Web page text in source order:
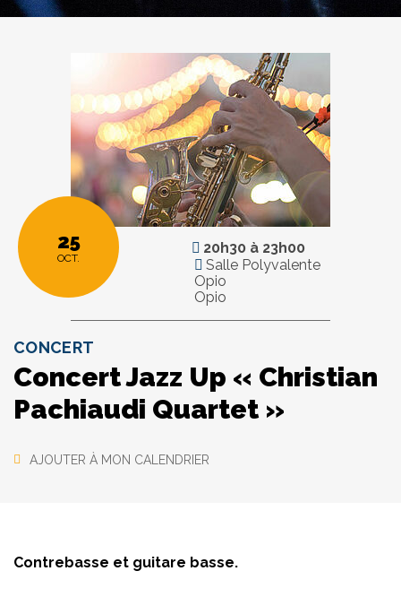
25
OCT.
20h30 à 23h00
Salle Polyvalente
Opio
Opio
CONCERT
Concert Jazz Up « Christian
Pachiaudi Quartet »
AJOUTER À MON CALENDRIER
Contrebasse et guitare basse.